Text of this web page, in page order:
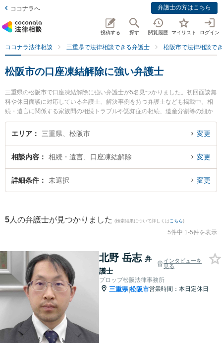
ココナラへ 弁護士の方はこちら
投稿する 探す 閲覧履歴 マイリスト ログイン
ココナラ法律相談 三重県で法律相談できる弁護士 松阪市で法律相談で
松阪市の口座凍結解除に強い弁護士
三重県の松阪市で口座凍結解除に強い弁護士が5名見つかりました。初回面談無
料や休日面談に対応している弁護士、解決事例を持つ弁護士なども掲載中。相
続・遺言に関係する家族間の相続トラブルや認知症の相続、遺産分割等の細か
な分野での絞り込み検索もでき便利です。特にプロップ松阪法律事務所の北野
岳志弁護士や本庄法律事務所の本庄 美和子弁護士、弁護士法人心 松阪法律事務
護士に相談したい』『口座凍結解除のトラブル解決の実績豊富な近くの弁護士
を検索したい』『初回相談無料で口座凍結解除を法律相談できる松阪市内の弁
護士に相談予約したい』などでお困りの相談者さんにおすすめです。
エリア 三重県、松阪市 変更
相談内容 相続・遺言、口座凍結解除 変更
詳細条件 未選択 変更
5 人の弁護士が見つかりました (検索結果について詳しくは こちら)
5件中 1-5件を表示
北野 岳志 弁
護士
インタビューを
見る
プロップ松阪法律事務所
三重県|松阪市営業時間：本日定休日